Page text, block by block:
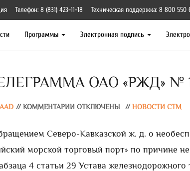
Телефон: 8 (831) 423-11-18 Техническая поддержка: 8 800 550
Программы Электронная подпись
ОАО «РЖД» №
AAD // КОММЕНТАРИИ ОТКЛЮЧЕНЫ // НОВОСТИ СТМ
Северо-Кавказской ж. д. о
морской торговый порт» по причине
4 статьи 29 Устава